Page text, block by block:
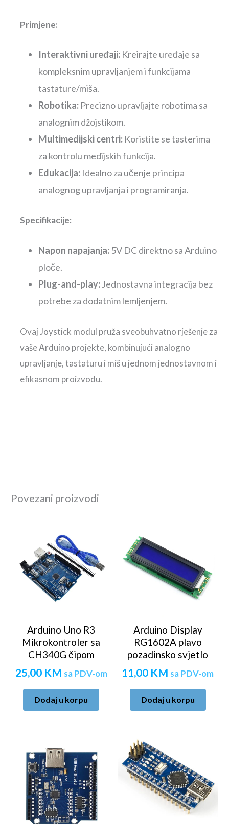
Primjene:
Interaktivni uređaji: Kreirajte uređaje sa
kompleksnim upravljanjem i funkcijama
tastature/miša.
Robotika: Precizno upravljajte robotima sa
analognim džojstikom.
Multimedijski centri: Koristite se tasterima
za kontrolu medijskih funkcija.
Edukacija: Idealno za učenje principa
analognog upravljanja i programiranja.
Specifikacije:
Napon napajanja:5V DC direktno sa Arduino
ploče.
Plug-and-play:Jednostavna integracija bez
potrebe za dodatnim lemljenjem.
Ovaj Joystick modul pruža sveobuhvatno rješenje za
vaše Arduino projekte, kombinujući analogno
upravljanje, tastaturu i miš u jednom jednostavnom i
efikasnom proizvodu.
Povezani proizvodi
Arduino Uno R3
Mikrokontroler sa
CH340G čipom
25,00 KM sa PDV-om
Dodaj u korpu
Arduino Display
RG1602A plavo
pozadinsko svjetlo
11,00 KM sa PDV-om
Dodaj u korpu